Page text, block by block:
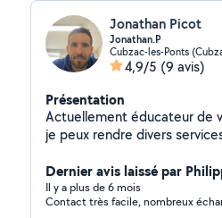
Jonathan Picot
Jonathan.P
Cubzac-les-Ponts
4,9/5 (9 avis)
Présentation
Actuellement éducateur de
je peux rendre divers
déménagements, aide à la
Cordialement, Jonathan
Dernier avis laissé par
Il y a plus de 6 mois
Contact très facile, nombreux